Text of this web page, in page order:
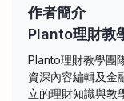
作者簡介
Planto理財教
Planto理財教學團
資深內容編輯及金
立的理財知識與教